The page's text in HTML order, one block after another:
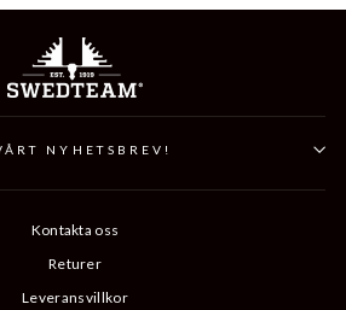
NYHETSBREV!
Kontakta oss
Returer
Leveransvillkor